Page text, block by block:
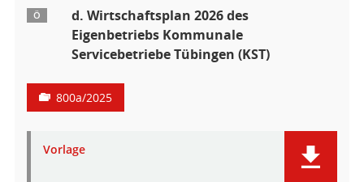
Ö
d. Wirtschaftsplan 2026 des
Eigenbetriebs Kommunale
Servicebetriebe Tübingen (KST)
800a/2025
Vorlage